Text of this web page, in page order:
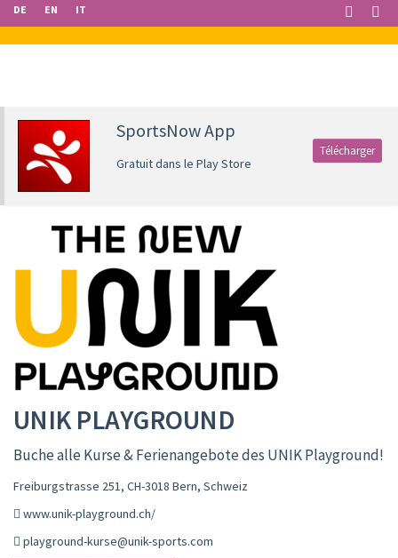
DE EN IT
SportsNow App
Gratuit dans le Play Store
Télécharger
UNIK PLAYGROUND
Buche alle Kurse & Ferienangebote des UNIK Playground!
Freiburgstrasse 251, CH-3018 Bern, Schweiz
www.unik-playground.ch/
playground-kurse@unik-sports.com